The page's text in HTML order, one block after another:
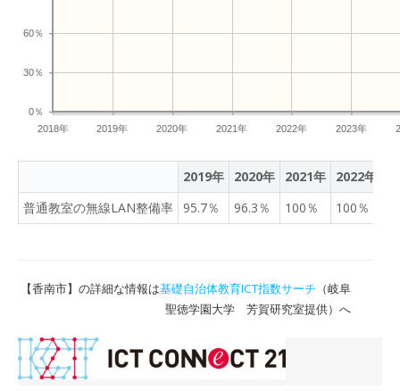
2018年 2019年 2020年 2021年 2022年 2023年
0％
30％
60％
2019年 2020年 2021年 2022年
普通教室の無線LAN整備率
95.7％ 96.3％ 100％ 100％
【香南市】の詳細な情報は基礎自治体教育ICT指数サーチ （岐阜
聖徳学園大学 芳賀研究室提供）へ